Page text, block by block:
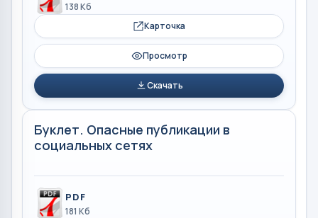
138 Кб
Карточка
Просмотр
Скачать
Буклет. Опасные публикации в
социальных сетях
PDF
181 Кб